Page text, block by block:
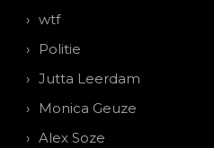
wtf
Politie
Jutta Leerdam
Monica Geuze
Alex Soze